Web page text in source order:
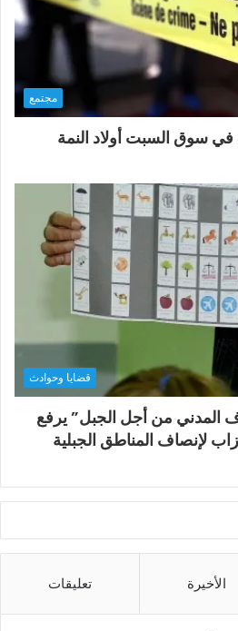
مجتمع
سوق السبت أولاد النمة
قضايا وحوادث
“الائتلاف المدني من أجل الجبل” يرفع
لإنصاف المناطق الجبلية
الأخيرة تعليقات